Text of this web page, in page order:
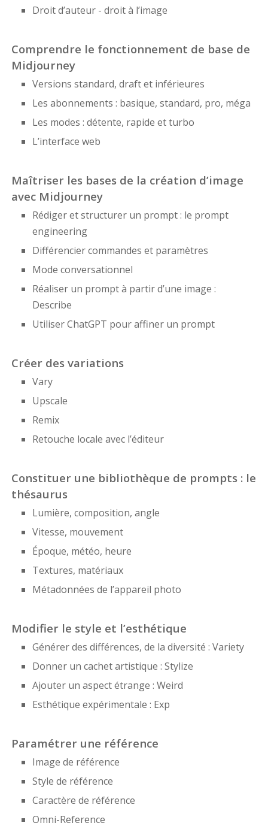
Droit d’auteur - droit à l’image
Comprendre le fonctionnement de base de
Midjourney
Versions standard, draft et inférieures
Les abonnements : basique, standard, pro, méga
Les modes : détente, rapide et turbo
L’interface web
Maîtriser les bases de la création d’image
avec Midjourney
Rédiger et structurer un prompt : le prompt
engineering
Différencier commandes et paramètres
Mode conversationnel
Réaliser un prompt à partir d’une image :
Describe
Utiliser ChatGPT pour affiner un prompt
Créer des variations
Vary
Upscale
Remix
Retouche locale avec l’éditeur
Constituer une bibliothèque de prompts : le
thésaurus
Lumière, composition, angle
Vitesse, mouvement
Époque, météo, heure
Textures, matériaux
Métadonnées de l’appareil photo
Modifier le style et l’esthétique
Générer des différences, de la diversité : Variety
Donner un cachet artistique : Stylize
Ajouter un aspect étrange : Weird
Esthétique expérimentale : Exp
Paramétrer une référence
Image de référence
Style de référence
Caractère de référence
Omni-Reference